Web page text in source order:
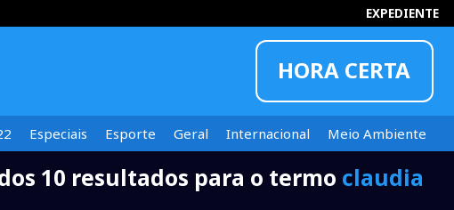
EXPEDIENTE
HORA CERTA
INFORMOU
Especiais Esporte Geral Internacional
Meio Ambiente
10 resultados para o termo claudia